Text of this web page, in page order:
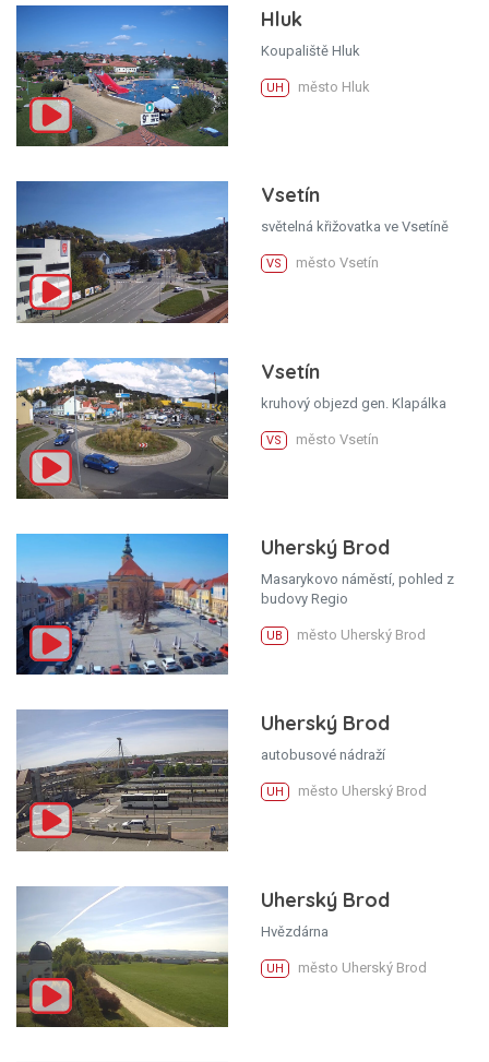
Hluk
Koupaliště Hluk
UH město Hluk
Vsetín
světelná křižovatka ve Vsetíně
VS město Vsetín
Vsetín
kruhový objezd gen. Klapálka
VS město Vsetín
Uherský Brod
Masarykovo náměstí, pohled z
budovy Regio
UB město Uherský Brod
Uherský Brod
autobusové nádraží
UH město Uherský Brod
Uherský Brod
Hvězdárna
UH město Uherský Brod